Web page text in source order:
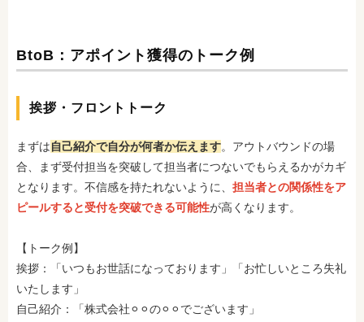
BtoB：アポイント獲得のトーク例
挨拶・フロントトーク
まずは自己紹介で自分が何者か伝えます。アウトバウンドの場
合、まず受付担当を突破して担当者につないでもらえるかがカギ
となります。不信感を持たれないように、 担当者との関係性をア
ピールすると受付を突破できる可能性が高くなります。
【トーク例】
挨拶：「いつもお世話になっております」「お忙しいところ失礼
いたします」
自己紹介：「株式会社⚪︎⚪︎の⚪︎⚪︎でございます」